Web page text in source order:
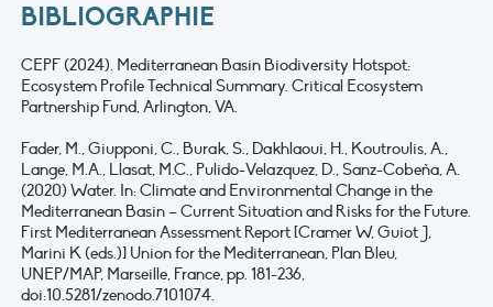
BIBLIOGRAPHIE
CEPF (2024). Mediterranean Basin Biodiversity Hotspot:
Ecosystem Profile Technical Summary. Critical Ecosystem
Partnership Fund, Arlington, VA.
Fader, M., Giupponi, C., Burak, S., Dakhlaoui, H., Koutroulis, A.,
Lange, M.A., Llasat, M.C., Pulido-Velazquez, D., Sanz-Cobeña, A.
(2020) Water. In: Climate and Environmental Change in the
Mediterranean Basin – Current Situation and Risks for the Future.
First Mediterranean Assessment Report [Cramer W, Guiot J,
Marini K (eds.)] Union for the Mediterranean, Plan Bleu,
UNEP/MAP, Marseille, France, pp. 181-236,
doi:10.5281/zenodo.7101074.